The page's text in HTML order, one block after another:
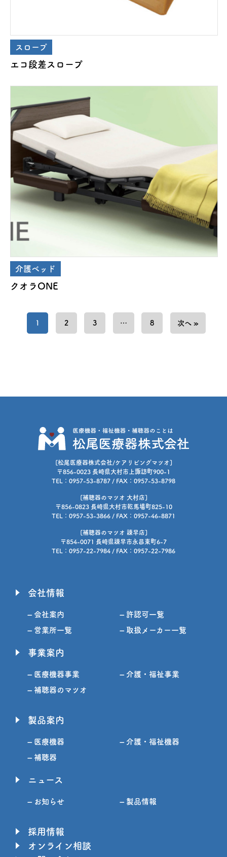
スロープ
エコ段差スロープ
介護ベッド
クオラONE
1 2 3 … 8 次へ »
[松尾医療器株式会社/ケアリビングマツオ]
〒856-0023 長崎県大村市上諏訪町900-1
TEL：0957-53-8787 / FAX：0957-53-8798
[補聴器のマツオ 大村店]
〒856-0823 長崎県大村市乾馬場町825-10
TEL：0957-53-3866 / FAX：0957-46-8871
[補聴器のマツオ 諫早店]
〒854-0071 長崎県諫早市永昌東町6-7
TEL：0957-22-7984 / FAX：0957-22-7986
会社情報
– 会社案内 – 許認可一覧
– 営業所一覧 – 取扱メーカー一覧
事業案内
– 医療機器事業 – 介護・福祉事業
– 補聴器のマツオ
製品案内
– 医療機器 – 介護・福祉機器
– 補聴器
ニュース
– お知らせ – 製品情報
採用情報
オンライン相談